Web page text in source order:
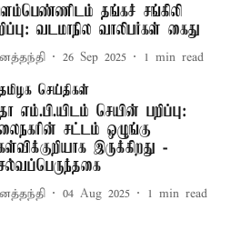
தங்கச் சங்கிலி
வடமாநில வாலிபர்கள் கைது
26 Sep 2025 1 min read
தமிழக செய்திகள்
எம்.பி.யிடம் செயின் பறிப்பு:
சட்டம் ஒழுங்கு
இருக்கிறது -
04 Aug 2025 1 min read